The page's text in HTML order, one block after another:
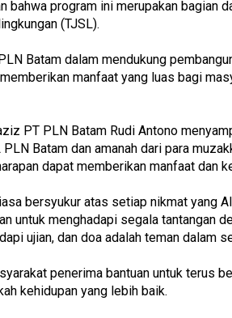
bahwa program ini merupakan bagian
(TJSL).
Batam dalam mendukung
manfaat yang luas bagi
PT PLN Batam Rudi Antono
Batam dan amanah dari para
dapat memberikan manfaat dan
bersyukur atas setiap nikmat yang
untuk menghadapi segala tantangan
ujian, dan doa adalah teman dalam
penerima bantuan untuk terus
kehidupan yang lebih baik.